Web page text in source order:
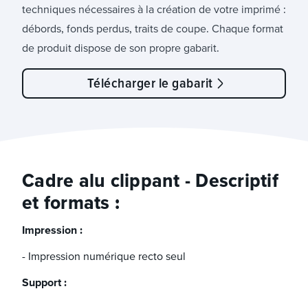
techniques nécessaires à la création de votre imprimé :
débords, fonds perdus, traits de coupe. Chaque format
de produit dispose de son propre gabarit.
Télécharger le gabarit
Cadre alu clippant - Descriptif
et formats :
Impression :
- Impression numérique recto seul
Support :